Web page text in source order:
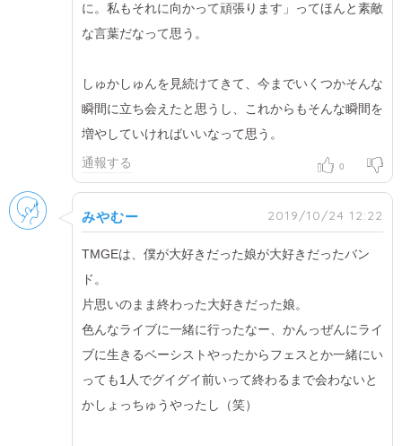
に。私もそれに向かって頑張ります」ってほんと素敵
な言葉だなって思う。
しゅかしゅんを見続けてきて、今までいくつかそんな
瞬間に立ち会えたと思うし、これからもそんな瞬間を
増やしていければいいなって思う。
通報する
0
男性
みやむー 2019/10/24 12:22
TMGEは、僕が大好きだった娘が大好きだったバン
ド。
片思いのまま終わった大好きだった娘。
色んなライブに一緒に行ったなー、かんっぜんにライ
ブに生きるベーシストやったからフェスとか一緒にい
っても1人でグイグイ前いって終わるまで会わないと
かしょっちゅうやったし（笑）